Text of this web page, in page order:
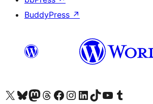
BuddyPress ↗
Visit our X (formerly Twitter) account
Visit our Bluesky account
Visit our Mastodon account
Visit our Threads account
Visit our Facebook page
Visit our Instagram account
Visit our LinkedIn account
Visit our TikTok account
Visit our YouTube channel
Visit our Tumblr account